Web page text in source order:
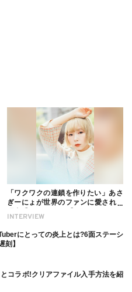
INTERVIEW
「ワクワクの連鎖を作りたい」あさ
ぎーにょが世界のファンに愛される
にとっての炎上とは?6面ステーシ
刻】
コラボ!クリアファイル入手方法を紹